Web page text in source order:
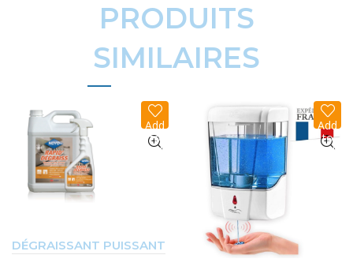
PRODUITS
SIMILAIRES
Add
to
wish
DÉGRAISSANT PUISSANT
Add
to
wish